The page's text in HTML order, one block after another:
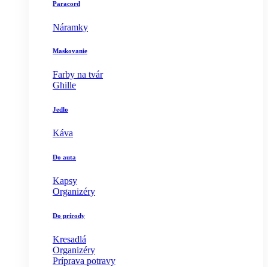
Paracord
Náramky
Maskovanie
Farby na tvár
Ghille
Jedlo
Káva
Do auta
Kapsy
Organizéry
Do prírody
Kresadlá
Organizéry
Príprava potravy